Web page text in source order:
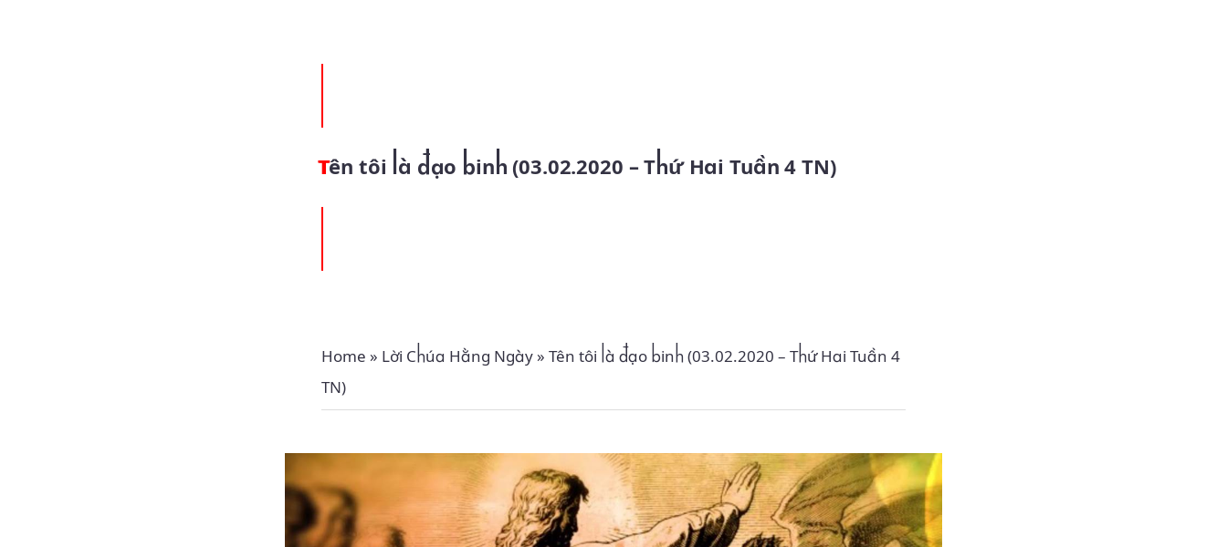
Tên tôi là đạo binh (03.02.2020 – Thứ Hai Tuần 4 TN)
Home » Lời Chúa Hằng Ngày» Tên tôi là đạo binh (03.02.2020 – Thứ Hai Tuần 4
TN)